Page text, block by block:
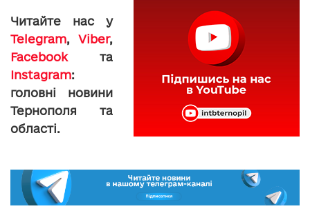
Читайте нас у
Telegram, Viber,
Facebookта
Instagram:
головні новини
Тернополя та
області.